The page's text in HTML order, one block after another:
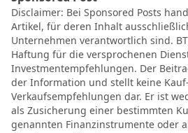
Disclaimer: Bei Sponsored Posts
Artikel, für deren Inhalt
Unternehmen verantwortlich sind.
Haftung für die versprochenen
Investmentempfehlungen. Der
der Information und stellt keine
Verkaufsempfehlungen dar. Er ist
als Zusicherung einer bestimmten
genannten Finanzinstrumente oder